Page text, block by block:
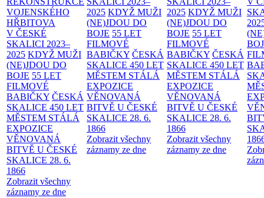
VOJENSKÉHO
HŘBITOVA
V ČESKÉ
SKALICI 2023–
2025 KDYŽ MUŽI
(NE)JDOU DO
BOJE 55 LET
FILMOVÉ
BABIČKY ČESKÁ
SKALICE 450 LET
MĚSTEM STÁLÁ
EXPOZICE
VĚNOVANÁ
BITVĚ U ČESKÉ
SKALICE 28. 6.
1866
Zobrazit všechny
záznamy ze dne
2025 KDYŽ MUŽI
(NE)JDOU DO
BOJE 55 LET
FILMOVÉ
BABIČKY ČESKÁ
SKALICE 450 LET
MĚSTEM STÁLÁ
EXPOZICE
VĚNOVANÁ
BITVĚ U ČESKÉ
SKALICE 28. 6.
1866
Zobrazit všechny
záznamy ze dne
2025 KDYŽ MUŽI
(NE)JDOU DO
BOJE 55 LET
FILMOVÉ
BABIČKY ČESKÁ
SKALICE 450 LET
MĚSTEM STÁLÁ
EXPOZICE
VĚNOVANÁ
BITVĚ U ČESKÉ
SKALICE 28. 6.
1866
Zobrazit všechny
záznamy ze dne